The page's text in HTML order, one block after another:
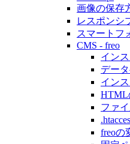
画像の保存
レスポンシ
スマートフ
CMS - freo
イン
デー
イン
HTML
ファ
freoの